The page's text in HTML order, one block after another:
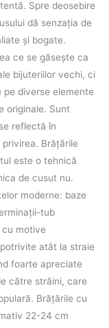
Spre deosebire
dă senzația de
și bogate.
ce se găseşte ca
bijuteriilor vechi, ci
diverse elemente
originale. Sunt
reflectă în
Brăţările
este o tehnică
de cusut nu.
moderne: baze
tub
motive
atât la straie
foarte apreciate
către străini, care
Brățările cu
22-24 cm